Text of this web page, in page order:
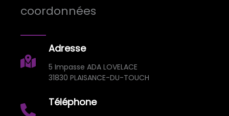
coordonnées
Adresse
5 Impasse ADA LOVELACE
31830 PLAISANCE-DU-TOUCH
Téléphone